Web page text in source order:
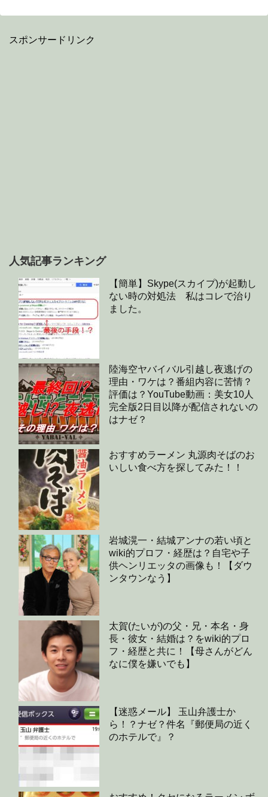
スポンサードリンク
人気記事ランキング
【簡単】Skype(スカイプ)が起動し
ない時の対処法 私はコレで治り
ました。
陸海空ヤバイバル引越し夜逃げの
理由・ワケは？番組内容に苦情？
評価は？YouTube動画：美女10人
完全版2日目以降が配信されないの
はナゼ？
おすすめラーメン 丸源肉そばのお
いしい食べ方を探してみた！！
岩城滉一・結城アンナの若い頃と
wiki的プロフ・経歴は？自宅や子
供ヘンリエッタの画像も！【ダウ
ンタウンなう】
太賀(たいが)の父・兄・本名・身
長・彼女・結婚は？をwiki的プロ
フ・経歴と共に！【母さんがどん
なに僕を嫌いでも】
【迷惑メール】 玉山弁護士か
ら！？ナゼ？件名『郵便局の近く
のホテルで』？